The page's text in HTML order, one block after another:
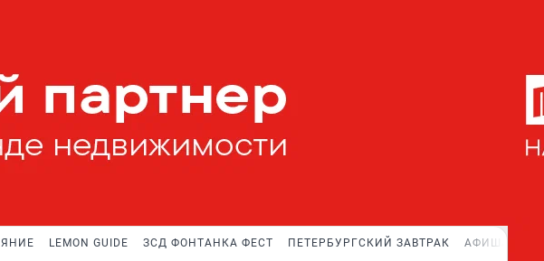
LEMON GUIDE ЗСД ФОНТАНКА ФЕСТ ПЕТЕРБУРГСКИЙ ЗАВТРАК АФИША PLUS